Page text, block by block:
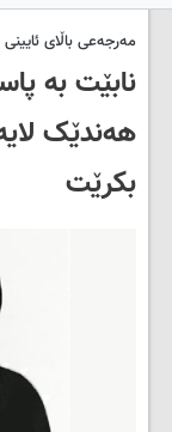
مەرجەعی باڵای
نابێت بە
هەندێک
بکرێت